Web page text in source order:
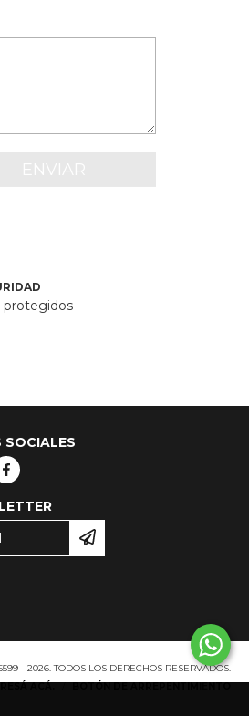
protegidos
SOCIALES
- 2026. TODOS LOS DERECHOS RESERVADOS.
ACÁ. / BOTÓN DE ARREPENTIMIENTO